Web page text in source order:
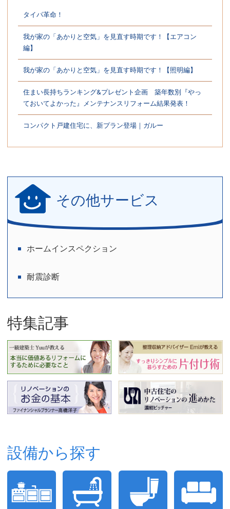
タイパ革命！
我が家の「あかりと空気」を見直す時期です！【エアコン
編】
我が家の「あかりと空気」を見直す時期です！【照明編】
住まい長持ちランキング&プレゼント企画 築年数別『やっ
ておいてよかった』メンテナンスリフォーム結果発表！
コンパクト戸建住宅に、新プラン登場｜ガルー
その他サービス
ホームインスペクション
耐震診断
特集記事
設備から探す